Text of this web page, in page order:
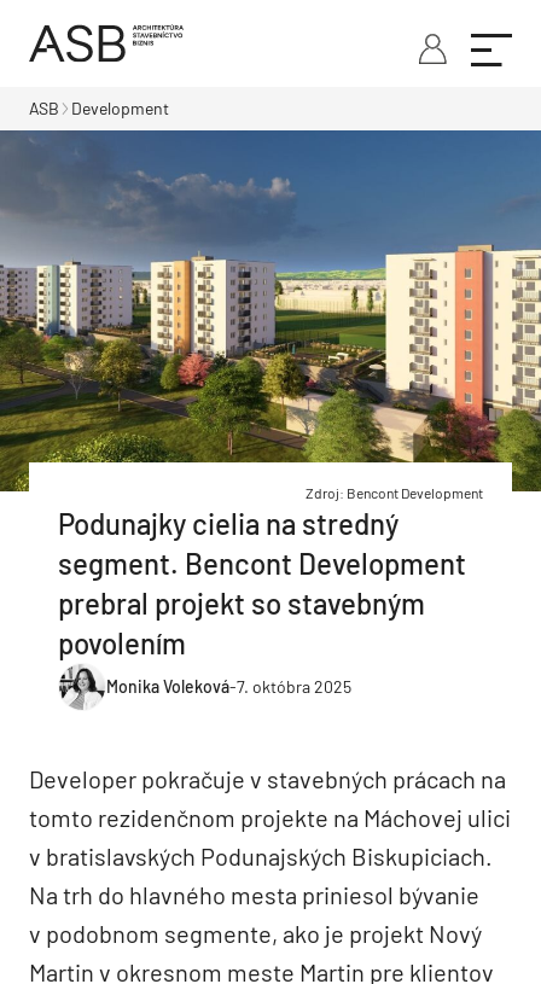
ASB Development
Zdroj: Bencont Development
Podunajky cielia na stredný
segment. Bencont Development
prebral projekt so stavebným
povolením
Monika Voleková-7. októbra 2025
Developer pokračuje v stavebných prácach na
tomto rezidenčnom projekte na Máchovej ulici
v bratislavských Podunajských Biskupiciach.
Na trh do hlavného mesta priniesol bývanie
v podobnom segmente, ako je projekt Nový
Martin v okresnom meste Martin pre klientov